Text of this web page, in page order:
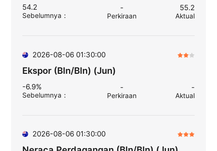
54.2
Sebelumnya ：
-
Perkiraan
55.2
Aktual
2026-08-06 01:30:00
Ekspor (Bln/Bln) (Jun)
-6.9%
Sebelumnya ：
-
Perkiraan
-
Aktual
2026-08-06 01:30:00